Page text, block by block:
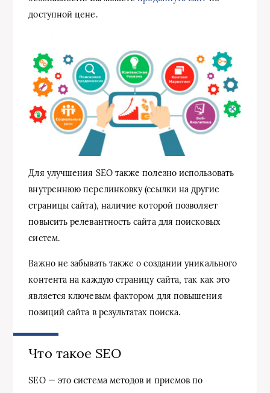
доступной цене.
Для улучшения SEO также полезно использовать
внутреннюю перелинковку (ссылки на другие
страницы сайта), наличие которой позволяет
повысить релевантность сайта для поисковых
систем.
Важно не забывать также о создании уникального
контента на каждую страницу сайта, так как это
является ключевым фактором для повышения
позиций сайта в результатах поиска.
Что такое SEO
SEO — это система методов и приемов по